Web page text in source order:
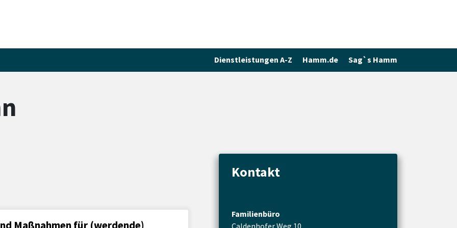
Dienstleistungen A-Z Hamm.de Sag`s Hamm
Maßnahmen für (werdende)
Kontakt
Familienbüro
Caldenhofer Weg 10